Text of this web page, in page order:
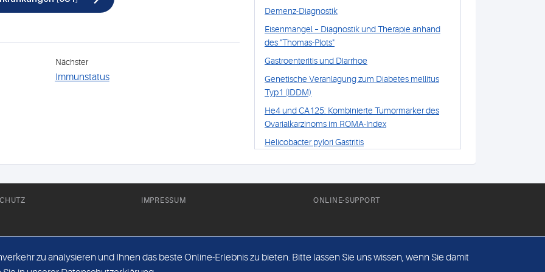
Demenz-Diagnostik
Eisenmangel – Diagnostik und Therapie anhand
des "Thomas-Plots"
Gastroenteritis und Diarrhoe
Genetische Veranlagung zum Diabetes mellitus
Typ1 (IDDM)
He4 und CA125: Kombinierte Tumormarker des
Ovarialkarzinoms im ROMA-Index
Helicobacter pylori Gastritis
spezifische Labormarker bei entzündlichen
Nächster
Immunstatus
IMPRESSUM ONLINE-SUPPORT
zu analysieren und Ihnen das beste Online-Erlebnis zu bieten. Bitte lassen Sie uns wissen, wenn Sie damit